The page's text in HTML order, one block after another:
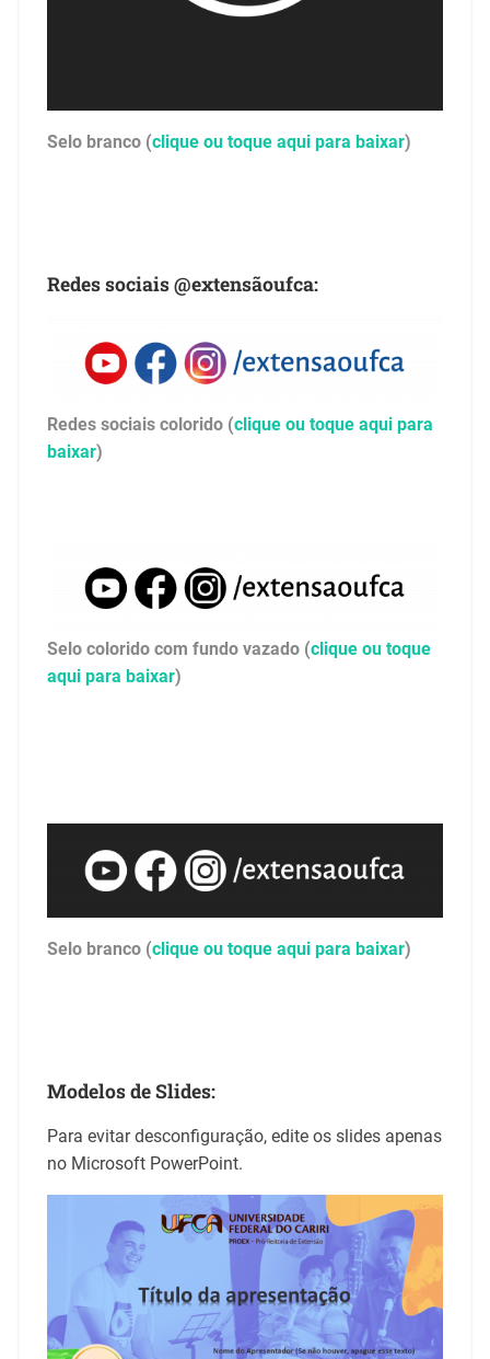
Selo branco (clique ou toque aqui para baixar)
Redes sociais @extensãoufca:
Redes sociais colorido (clique ou toque aqui para
baixar)
Selo colorido com fundo vazado (clique ou toque
aqui para baixar)
Selo branco (clique ou toque aqui para baixar)
Modelos de Slides:
Para evitar desconfiguração, edite os slides apenas
no Microsoft PowerPoint.